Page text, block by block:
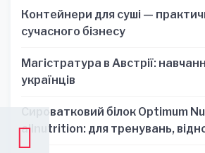
Контейнери для суші —
сучасного бізнесу
Магістратура в Австрії:
українців
Сироватковий білок Optimum
allnutrition: для тренувань,
зручності